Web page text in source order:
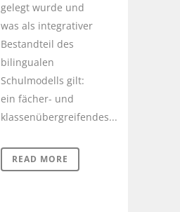
gelegt wurde und
was als integrativer
Bestandteil des
bilingualen
Schulmodells gilt:
ein fächer- und
klassenübergreifendes...
READ MORE